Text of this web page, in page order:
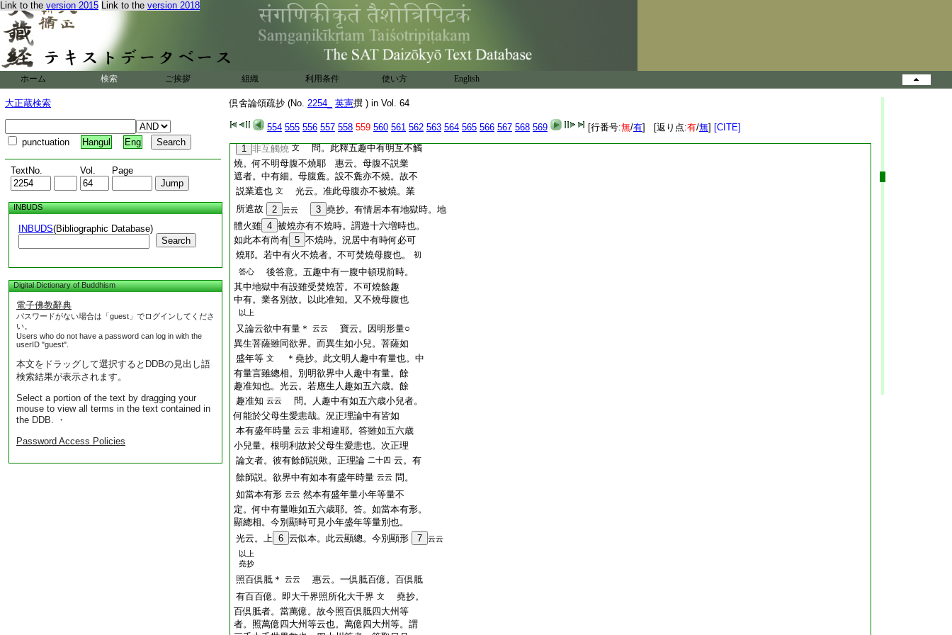
Link to the version 2015 Link to the version 2018
ホーム 検索 ご挨拶 組織 利用条件 使い方 English
大正蔵検索
punctuation Hangul Eng
TextNo. Vol. Page
INBUDS
INBUDS(Bibliographic Database)
Search
Digital Dictionary of Buddhism
電子佛教辭典
パスワードがない場合は「guest」でログインしてくださ
い。
Users who do not have a password can log in with the
userID "guest".
本文をドラッグして選択するとDDBの見出し語
検索結果が表示されます。
Select a portion of the text by dragging your
mouse to view all terms in the text contained in
the DDB. ・
Password Access Policies
倶舍論頌疏抄 (No. 2254_ 英憲撰 ) in Vol. 64
554 555 556 557 558 559 560 561 562 563 564 565 566 567 568 569 [行番号:無/有] [返り点:有/無] [CITE]
之形状之不同述也。非述滿業之果也
問於一狗等
麟云。謂狗等腹中容生五子。
一時命終。各生一趣。然今此中意取地獄中
此問就如當本有形。地獄中有
答彼居本有
惠云。初釋擧重況輕。居本
有尚不燒。況居中有被燒。後釋約五趣業隔
如暫遊増 文
1 非互觸燒 文
問。此釋五趣中有明互不觸
燒。何不明母腹不燒耶 惠云。母腹不説業
遮者。中有細。母腹麁。設不麁亦不燒。故不
説業遮也 文
光云。准此母腹亦不被燒。業
所遮故
2 云云 3 堯抄。有情居本有地獄時。地
體火雖 4 被燒亦有不燒時。謂遊十六増時也。
如此本有尚有 5 不燒時。況居中有時何必可
燒耶。若中有火不燒者。不可焚燒母腹也。
初
答心
後答意。五趣中有一腹中頓現前時。
其中地獄中有設雖受焚燒苦。不可燒餘趣
中有。業各別故。以此准知。又不燒母腹也
以上
又論云欲中有量＊ 云云
寶云。因明形量○
異生菩薩雖同欲界。而異生如小兒。菩薩如
盛年等 文
＊堯抄。此文明人趣中有量也。中
有量言雖總相。別明欲界中人趣中有量。餘
趣准知也。光云。若應生人趣如五六歳。餘
趣准知 云云
問。人趣中有如五六歳小兒者。
何能於父母生愛恚哉。況正理論中有皆如
本有盛年時量 云云 非相違耶。答雖如五六歳
小兒量。根明利故於父母生愛恚也。次正理
論文者。彼有餘師説歟。正理論 二十四 云。有
餘師説。欲界中有如本有盛年時量 云云 問。
如當本有形 云云 然本有盛年量小年等量不
定。何中有量唯如五六歳耶。答。如當本有形。
顯總相。今別顯時可見小年盛年等量別也。
光云。上 6 云似本。此云顯總。今別顯形 7
云云
以上
堯抄
照百倶胝＊ 云云
惠云。一倶胝百億。百倶胝
有百百億。即大千界照所化大千界 文
堯抄。
百倶胝者。當萬億。故今照百倶胝四大州等
者。照萬億四大州等云也。萬億四大州等。謂